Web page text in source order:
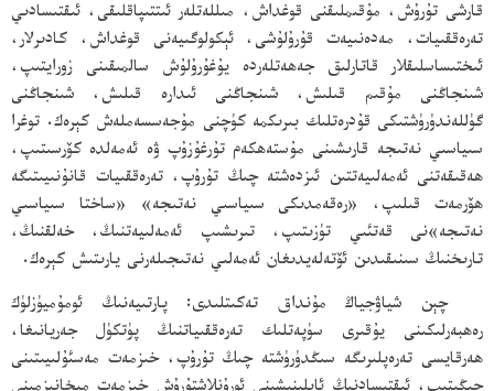
قارشى تۇرۇش، مۇقىملىقنى قوغداش، مىللەتلەر ئىتتىپاقلىقى، ئىقتىسادىي
تەرەققىيات، مەدەنىيەت قۇرۇلۇشى، ئېكولوگىيەنى قوغداش، كادىرلار،
ئىختىساسلىقلار قاتارلىق جەھەتلەردە يۇغۇرۇلۇش سالمىقىنى زورايتىپ،
شىنجاڭنى مۇقىم قىلىش، شىنجاڭنى ئىدارە قىلىش، شىنجاڭنى
گۈللەندۈرۈشتىكى قۇدرەتلىك بىرىكمە كۈچنى مۇجەسسەملەش كېرەك. توغرا
سىياسىي نەتىجە قارىشىنى مۇستەھكەم تۇرغۇزۇپ ۋە ئەمەلدە كۆرسىتىپ،
ھەقىقەتنى ئەمەلىيەتتىن ئىزدەشتە چىڭ تۇرۇپ، تەرەققىيات قانۇنىيىتىگە
ھۆرمەت قىلىپ، «رەقەمدىكى سىياسىي نەتىجە» «ساختا سىياسىي
نەتىجە»نى قەتئىي تۈزىتىپ، تىرىشىپ ئەمەلىيەتنىڭ، خەلقنىڭ،
تارىخنىڭ سىنىقىدىن ئۆتەلەيدىغان ئەمەلىي نەتىجىلەرنى يارىتىش كېرەك.
چېن شياۋجياڭ مۇنداق تەكىتلىدى: پارتىيەنىڭ ئومۇميۈزلۈك
رەھبەرلىكىنى يۇقىرى سۈپەتلىك تەرەققىياتنىڭ پۈتكۈل جەريانىغا،
ھەرقايسى تەرەپلىرىگە سىڭدۈرۈشتە چىڭ تۇرۇپ، خىزمەت مەسئۇلىيىتىنى